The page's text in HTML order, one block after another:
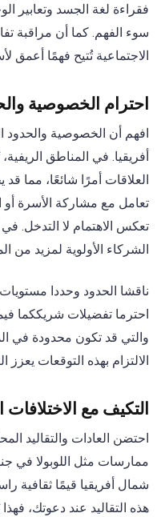
فقراءة لغة الجسد وتعابير
سوء الفهم. كما أن مراقبة
الاجتماعية تُتيح فهمًا أعمق
احترام الخصوصية
افهم أن الخصوصية والحدود
أفريقيا. في المناطق
العلاقات أمرًا شائعًا، مما
تعامل مع مشاركة الأسرة أو
تعكس الاهتمام لا التدخل.
الشركاء الأولوية لمزيد من
ناقشا الحدود وحددا مستويات
احترما تفضيلات شريككما
والتي قد تكون محدودة في
الالتزام بهذه التوقعات يعزز
التكيف مع الاختلافات
احتضن العادات والتقاليد
ممارسات مثل اللوبولا في
شمال أفريقيا قيمًا
هذه التقاليد عند دعوتك،